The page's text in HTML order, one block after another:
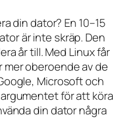
din dator? En 10–15
är inte skräp. Den
år till. Med Linux får
oberoende av de
Microsoft och
för att köra
din dator några